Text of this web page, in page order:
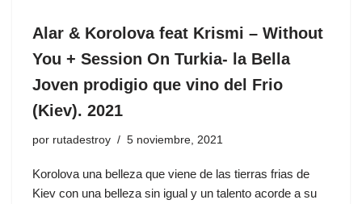
Alar & Korolova feat Krismi – Without
You + Session On Turkia- la Bella
Joven prodigio que vino del Frio
(Kiev). 2021
por rutadestroy 5 noviembre, 2021
Korolova una belleza que viene de las tierras frias de
Kiev con una belleza sin igual y un talento acorde a su